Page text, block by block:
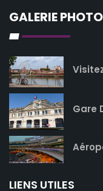
GALERIE
Gare
LIENS UTILES